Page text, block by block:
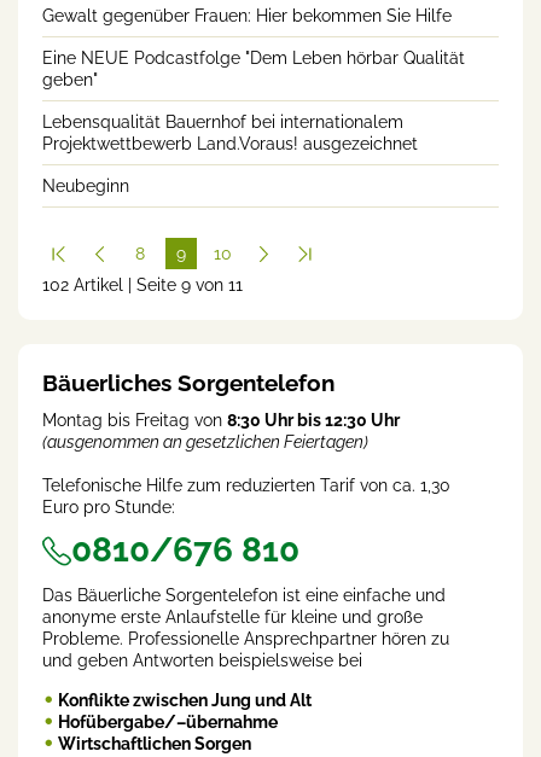
Gewalt gegenüber Frauen: Hier bekommen Sie Hilfe
Eine NEUE Podcastfolge "Dem Leben hörbar Qualität
geben"
Lebensqualität Bauernhof bei internationalem
Projektwettbewerb Land.Voraus! ausgezeichnet
Neubeginn
8
9
(cur
10
102 Artikel | Seite 9 von 11
Bäuerliches Sorgentelefon
Montag bis Freitag von 8:30 Uhr bis 12:30 Uhr
(ausgenommen an gesetzlichen Feiertagen)
Telefonische Hilfe zum reduzierten Tarif von ca. 1,30
Euro pro Stunde:
0810/676 810
Das Bäuerliche Sorgentelefon ist eine einfache und
anonyme erste Anlaufstelle für kleine und große
Probleme. Professionelle Ansprechpartner hören zu
und geben Antworten beispielsweise bei
Konflikte zwischen Jung und Alt
Hofübergabe/–übernahme
Wirtschaftlichen Sorgen